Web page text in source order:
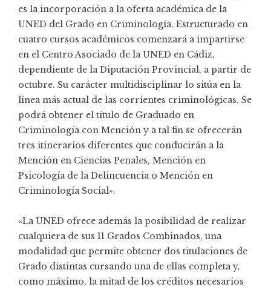
es la incorporación a la oferta académica de la
UNED del Grado en Criminología. Estructurado en
cuatro cursos académicos comenzará a impartirse
en el Centro Asociado de la UNED en Cádiz,
dependiente de la Diputación Provincial, a partir de
octubre. Su carácter multidisciplinar lo sitúa en la
línea más actual de las corrientes criminológicas. Se
podrá obtener el título de Graduado en
Criminología con Mención y a tal fin se ofrecerán
tres itinerarios diferentes que conducirán a la
Mención en Ciencias Penales, Mención en
Psicología de la Delincuencia o Mención en
Criminología Social».
«La UNED ofrece además la posibilidad de realizar
cualquiera de sus 11 Grados Combinados, una
modalidad que permite obtener dos titulaciones de
Grado distintas cursando una de ellas completa y,
como máximo, la mitad de los créditos necesarios